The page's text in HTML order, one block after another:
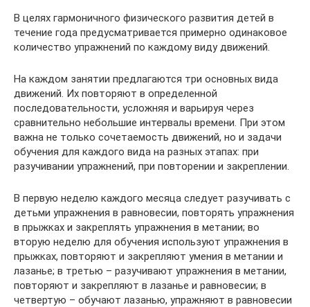
В целях гармоничного физического развития детей в
течение года предусматривается примерно одинаковое
количество упражнений по каждому виду движений.
На каждом занятии предлагаются три основных вида
движений. Их повторяют в определенной
последовательности, усложняя и варьируя через
сравнительно небольшие интервалы времени. При этом
важна не только сочетаемость движений, но и задачи
обучения для каждого вида на разных этапах: при
разучивании упражнений, при повторении и закреплении.
В первую неделю каждого месяца следует разучивать с
детьми упражнения в равновесии, повторять упражнения
в прыжках и закреплять упражнения в метании; во
вторую неделю для обучения используют упражнения в
прыжках, повторяют и закрепляют умения в метании и
лазанье; в третью – разучивают упражнения в метании,
повторяют и закрепляют в лазанье и равновесии; в
четвертую – обучают лазанью, упражняют в равновесии